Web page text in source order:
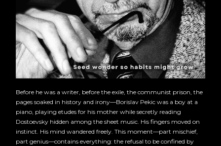
Before he was a writer, before the exile, the communist prison, the
pages soaked in history and irony—Borislav Pekic was a boy at a
piano, playing etudes for his mother while secretly reading
Dostoevsky hidden among the sheet music. His fingers moved on
instinct. His mind wandered freely. This moment—part mischief,
part genius—contains everything: the refusal to be confined by